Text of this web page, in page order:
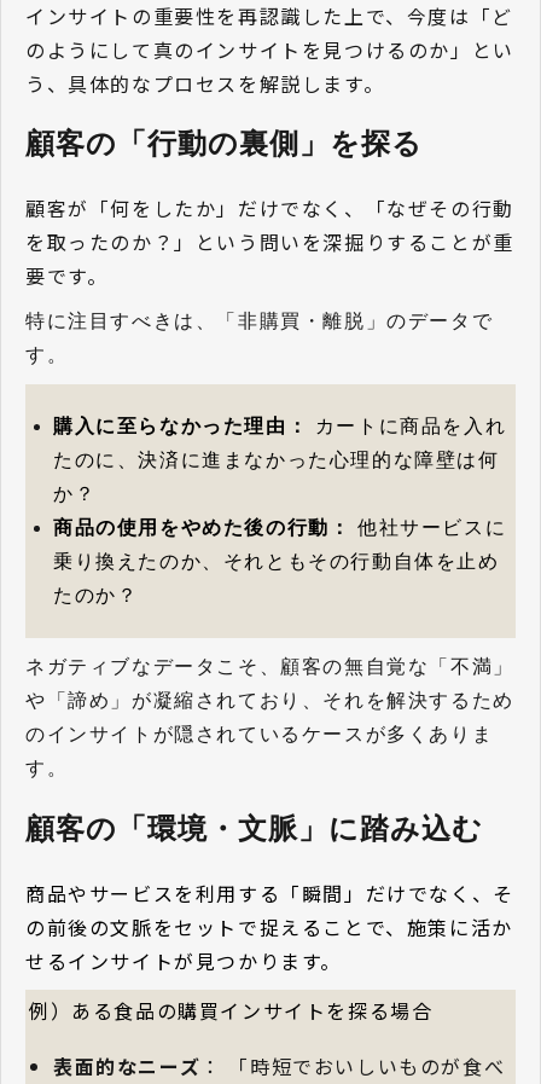
インサイトの重要性を再認識した上で、今度は「ど
のようにして真のインサイトを見つけるのか」とい
う、具体的なプロセスを解説します。
顧客の「行動の裏側」を探る
顧客が「何をしたか」だけでなく、「なぜその行動
を取ったのか？」という問いを深掘りすることが重
要です。
特に注目すべきは、「非購買・離脱」のデータで
す。
購入に至らなかった理由：
カートに商品を入れ
たのに、決済に進まなかった心理的な障壁は何
か？
商品の使用をやめた後の行動：
他社サービスに
乗り換えたのか、それともその行動自体を止め
たのか？
ネガティブなデータこそ、顧客の無自覚な「不満」
や「諦め」が凝縮されており、それを解決するため
のインサイトが隠されているケースが多くありま
す。
顧客の「環境・文脈」に踏み込む
商品やサービスを利用する「瞬間」だけでなく、そ
の前後の文脈をセットで捉えることで、施策に活か
せるインサイトが見つかります。
例）ある食品の購買インサイトを探る場合
表面的なニーズ ： 「時短でおいしいものが食べ